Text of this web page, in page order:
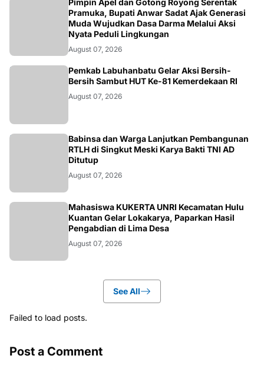
Pramuka, Bupati Anwar Sadat Ajak Generasi
Muda Wujudkan Dasa Darma Melalui Aksi
Nyata Peduli Lingkungan
August 07, 2026
Pemkab Labuhanbatu Gelar Aksi Bersih-
Bersih Sambut HUT Ke-81 Kemerdekaan RI
August 07, 2026
Babinsa dan Warga Lanjutkan Pembangunan
RTLH di Singkut Meski Karya Bakti TNI AD
Ditutup
August 07, 2026
Mahasiswa KUKERTA UNRI Kecamatan Hulu
Kuantan Gelar Lokakarya, Paparkan Hasil
Pengabdian di Lima Desa
August 07, 2026
See All
Failed to load posts.
Post a Comment